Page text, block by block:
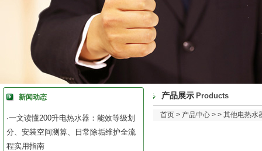
新闻动态
·一文读懂200升电热水器：能效等级划
分、安装空间测算、日常除垢维护全流
程实用指南
产品展示 Products
首页 > 产品中心 > > 其他电热水